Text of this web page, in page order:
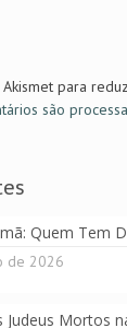
para
são
Quem Tem
de 2026
Mortos